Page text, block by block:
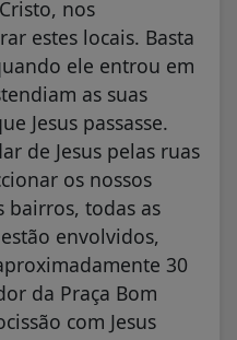
nos
estes locais. Basta
ele entrou em
as suas
Jesus passasse.
de Jesus pelas ruas
os nossos
bairros, todas as
envolvidos,
30
da Praça Bom
com Jesus